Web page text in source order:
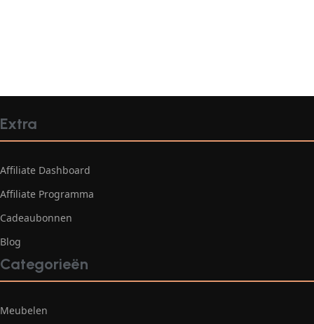
Extra
Affiliate Dashboard
Affiliate Programma
Cadeaubonnen
Blog
Categorieën
Meubelen